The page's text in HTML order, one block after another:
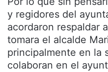
y regidores del
acordaron respaldar
tomara el alcalde
principalmente en la
colaboran en el